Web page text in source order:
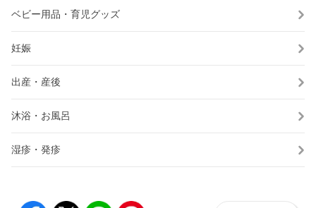
ベビー用品・育児グッズ
妊娠
出産・産後
沐浴・お風呂
湿疹・発疹